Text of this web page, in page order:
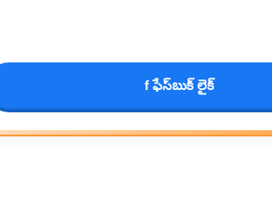
f ఫేస్‌బుక్ లైక్